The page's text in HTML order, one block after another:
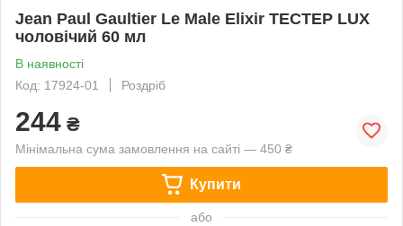
Jean Paul Gaultier Le Male Elixir ТЕСТЕР LUX
чоловічий 60 мл
В наявності
Код: 17924-01
Роздріб
244 ₴
Мінімальна сума замовлення на сайті — 450 ₴
Купити
або